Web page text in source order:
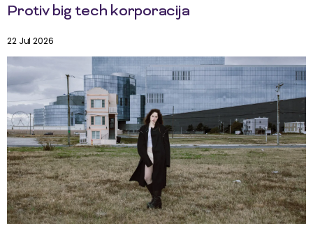
Protiv big tech korporacija
22 Jul 2026